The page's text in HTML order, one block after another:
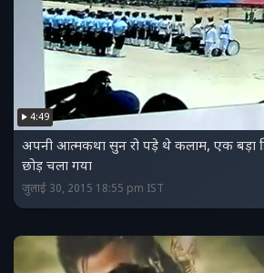
4:49
अपनी आत्मकथा सुन रो पड़े थे कलाम, एक बड़ा
छोड़ चला गया
जुलाई 30, 2015 18:55 pm IST